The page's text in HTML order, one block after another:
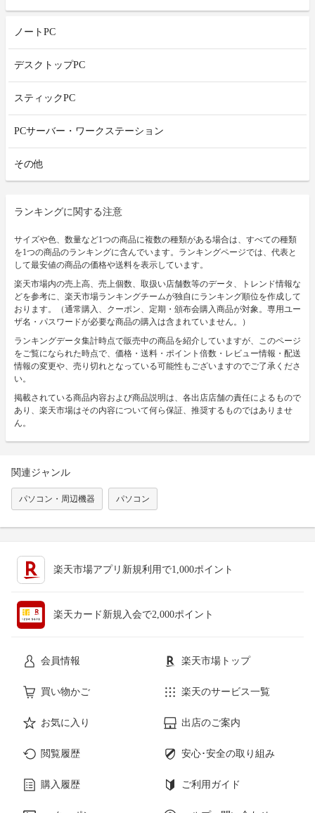
ノートPC
デスクトップPC
スティックPC
PCサーバー・ワークステーション
その他
ランキングに関する注意
サイズや色、数量など1つの商品に複数の種類がある場合は、すべての種類
を1つの商品のランキングに含んでいます。ランキングページでは、代表と
して最安値の商品の価格や送料を表示しています。
楽天市場内の売上高、売上個数、取扱い店舗数等のデータ、トレンド情報な
どを参考に、楽天市場ランキングチームが独自にランキング順位を作成して
おります。（通常購入、クーポン、定期・頒布会購入商品が対象。専用ユー
ザ名・パスワードが必要な商品の購入は含まれていません。）
ランキングデータ集計時点で販売中の商品を紹介していますが、このページ
をご覧になられた時点で、価格・送料・ポイント倍数・レビュー情報・配送
情報の変更や、売り切れとなっている可能性もございますのでご了承くださ
い。
掲載されている商品内容および商品説明は、各出店店舗の責任によるもので
あり、楽天市場はその内容について何ら保証、推奨するものではありませ
ん。
関連ジャンル
パソコン・周辺機器 パソコン
楽天市場アプリ新規利用で1,000ポイント
楽天カード新規入会で2,000ポイント
会員情報 楽天市場トップ
買い物かご 楽天のサービス一覧
お気に入り 出店のご案内
閲覧履歴 安心･安全の取り組み
購入履歴 ご利用ガイド